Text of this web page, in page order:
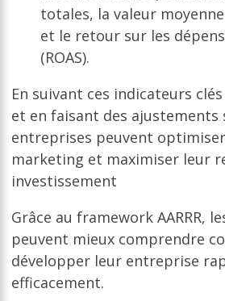
totales, la valeur
et le retour sur les
(ROAS).
En suivant ces indicateurs
et en faisant des ajustements
entreprises peuvent
marketing et maximiser leur
investissement
Grâce au framework AARRR,
peuvent mieux comprendre
développer leur entreprise
efficacement.